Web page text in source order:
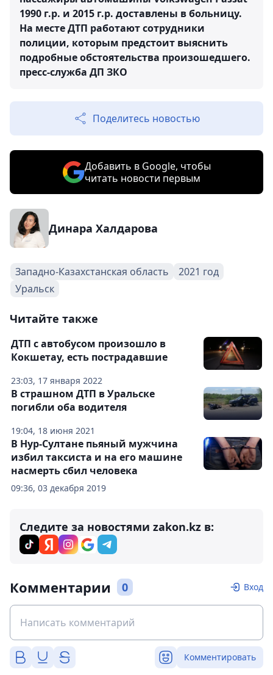
1990 г.р. и 2015 г.р. доставлены в больницу.
На месте ДТП работают сотрудники
полиции, которым предстоит выяснить
подробные обстоятельства произошедшего.
пресс-служба ДП ЗКО
Поделитесь новостью
Добавить в Google, чтобы
читать новости первым
Динара Халдарова
Западно-Казахстанская область
2021 год
Уральск
Читайте также
23:03, 17 января 2022
ДТП с автобусом произошло в
Кокшетау, есть пострадавшие
19:04, 18 июня 2021
В страшном ДТП в Уральске
погибли оба водителя
09:36, 03 декабря 2019
В Нур-Султане пьяный мужчина
избил таксиста и на его машине
насмерть сбил человека
Следите за новостями zakon.kz в:
Комментарии 0 Вход
Комментировать